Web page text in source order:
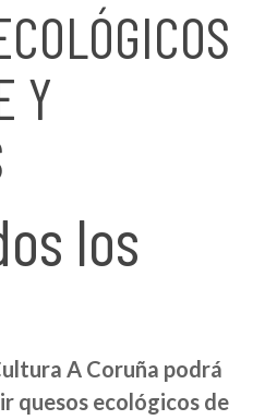
Y
los
A Coruña podrá
quesos ecológicos de